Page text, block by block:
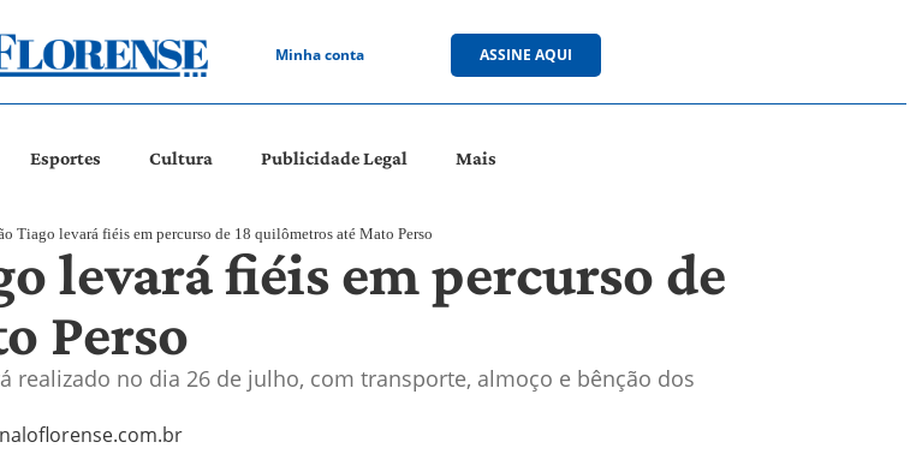
Minha conta ASSINE AQUI
Esportes Cultura Publicidade Legal Mais
Tiago levará fiéis em percurso de 18 quilômetros até Mato Perso
levará fiéis em percurso de
Perso
realizado no dia 26 de julho, com transporte, almoço e bênção dos